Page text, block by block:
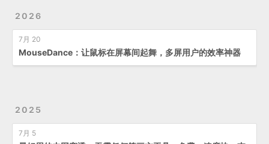
2026
7月 20
MouseDance：让鼠标在屏幕间起舞，多屏用户的效率神器
2025
7月 5